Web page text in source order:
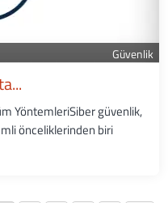
Güvenlik
YöntemleriSiber güvenlik,
önceliklerinden biri